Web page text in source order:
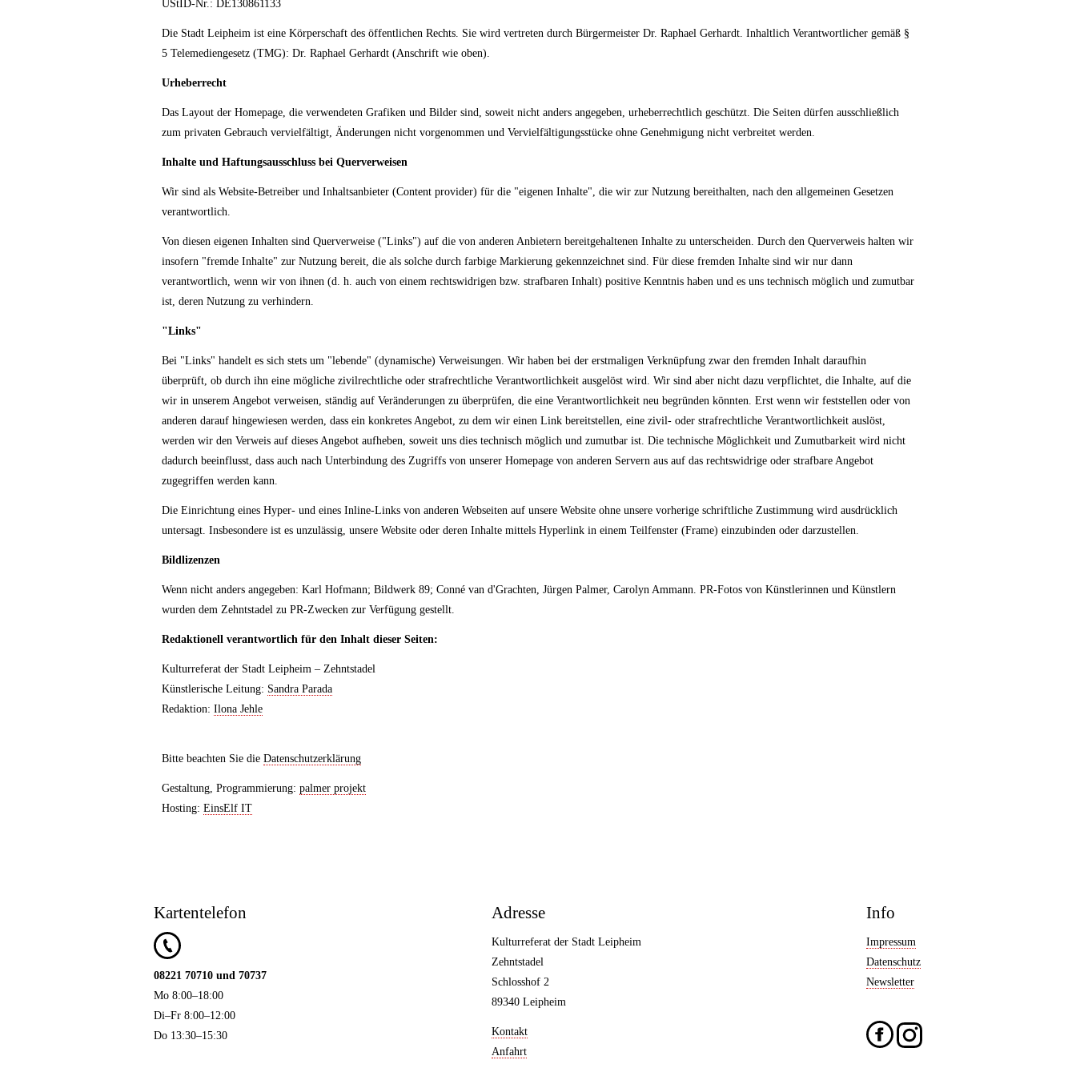
UStID-Nr.: DE130861133
Die Stadt Leipheim ist eine Körperschaft des öffentlichen Rechts. Sie wird vertreten durch Bürgermeister Dr. Raphael Gerhardt. Inhaltlich Verantwortlicher gemäß §
5 Telemediengesetz (TMG): Dr. Raphael Gerhardt (Anschrift wie oben).
Urheberrecht
Das Layout der Homepage, die verwendeten Grafiken und Bilder sind, soweit nicht anders angegeben, urheberrechtlich geschützt. Die Seiten dürfen ausschließlich
zum privaten Gebrauch vervielfältigt, Änderungen nicht vorgenommen und Vervielfältigungsstücke ohne Genehmigung nicht verbreitet werden.
Inhalte und Haftungsausschluss bei Querverweisen
Wir sind als Website-Betreiber und Inhaltsanbieter (Content provider) für die "eigenen Inhalte", die wir zur Nutzung bereithalten, nach den allgemeinen Gesetzen
verantwortlich.
Von diesen eigenen Inhalten sind Querverweise ("Links") auf die von anderen Anbietern bereitgehaltenen Inhalte zu unterscheiden. Durch den Querverweis halten wir
insofern "fremde Inhalte" zur Nutzung bereit, die als solche durch farbige Markierung gekennzeichnet sind. Für diese fremden Inhalte sind wir nur dann
verantwortlich, wenn wir von ihnen (d. h. auch von einem rechtswidrigen bzw. strafbaren Inhalt) positive Kenntnis haben und es uns technisch möglich und zumutbar
ist, deren Nutzung zu verhindern.
"Links"
Bei "Links" handelt es sich stets um "lebende" (dynamische) Verweisungen. Wir haben bei der erstmaligen Verknüpfung zwar den fremden Inhalt daraufhin
überprüft, ob durch ihn eine mögliche zivilrechtliche oder strafrechtliche Verantwortlichkeit ausgelöst wird. Wir sind aber nicht dazu verpflichtet, die Inhalte, auf die
wir in unserem Angebot verweisen, ständig auf Veränderungen zu überprüfen, die eine Verantwortlichkeit neu begründen könnten. Erst wenn wir feststellen oder von
anderen darauf hingewiesen werden, dass ein konkretes Angebot, zu dem wir einen Link bereitstellen, eine zivil- oder strafrechtliche Verantwortlichkeit auslöst,
werden wir den Verweis auf dieses Angebot aufheben, soweit uns dies technisch möglich und zumutbar ist. Die technische Möglichkeit und Zumutbarkeit wird nicht
dadurch beeinflusst, dass auch nach Unterbindung des Zugriffs von unserer Homepage von anderen Servern aus auf das rechtswidrige oder strafbare Angebot
zugegriffen werden kann.
Die Einrichtung eines Hyper- und eines Inline-Links von anderen Webseiten auf unsere Website ohne unsere vorherige schriftliche Zustimmung wird ausdrücklich
untersagt. Insbesondere ist es unzulässig, unsere Website oder deren Inhalte mittels Hyperlink in einem Teilfenster (Frame) einzubinden oder darzustellen.
Bildlizenzen
Wenn nicht anders angegeben: Karl Hofmann; Bildwerk 89; Conné van d'Grachten, Jürgen Palmer, Carolyn Ammann. PR-Fotos von Künstlerinnen und Künstlern
wurden dem Zehntstadel zu PR-Zwecken zur Verfügung gestellt.
Redaktionell verantwortlich für den Inhalt dieser Seiten:
Kulturreferat der Stadt Leipheim – Zehntstadel
Künstlerische Leitung: Sandra Parada
Redaktion: Ilona Jehle
Bitte beachten Sie die Datenschutzerklärung
Gestaltung, Programmierung: palmer projekt
Hosting: EinsElf IT
Kartentelefon
08221 70710 und 70737
Mo 8:00–18:00
Di–Fr 8:00–12:00
Do 13:30–15:30
Adresse
Kulturreferat der Stadt Leipheim
Zehntstadel
Schlosshof 2
89340 Leipheim
Kontakt
Anfahrt
Info
Impressum
Datenschutz
Newsletter